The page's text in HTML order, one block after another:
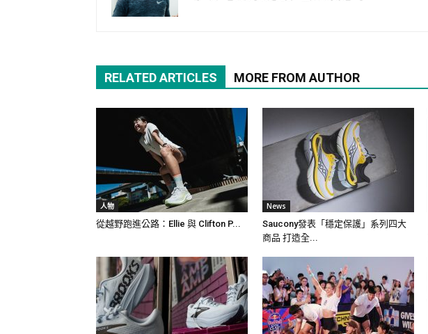
RELATED ARTICLES MORE FROM AUTHOR
人物
從越野跑進公路：Ellie 與 Clifton P...
News
Saucony發表「穩定保護」系列四大
商品 打造全...